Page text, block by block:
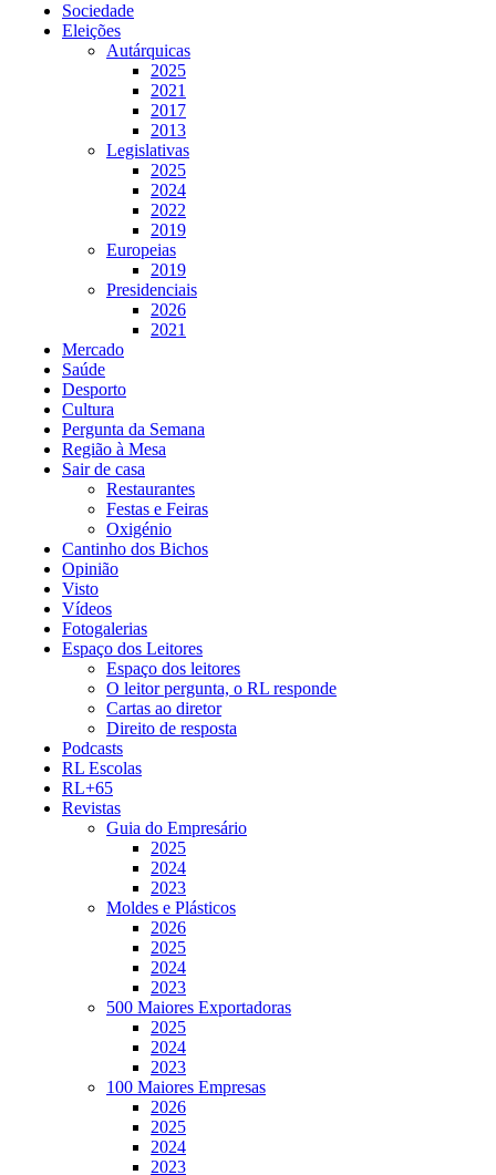
Sociedade
Eleições
Autárquicas
2025
2021
2017
2013
Legislativas
2025
2024
2022
2019
Europeias
2019
Presidenciais
2026
2021
Mercado
Saúde
Desporto
Cultura
Pergunta da Semana
Região à Mesa
Sair de casa
Restaurantes
Festas e Feiras
Oxigénio
Cantinho dos Bichos
Opinião
Visto
Vídeos
Fotogalerias
Espaço dos Leitores
Espaço dos leitores
O leitor pergunta, o RL responde
Cartas ao diretor
Direito de resposta
Podcasts
RL Escolas
RL+65
Revistas
Guia do Empresário
2025
2024
2023
Moldes e Plásticos
2026
2025
2024
2023
500 Maiores Exportadoras
2025
2024
2023
100 Maiores Empresas
2026
2025
2024
2023